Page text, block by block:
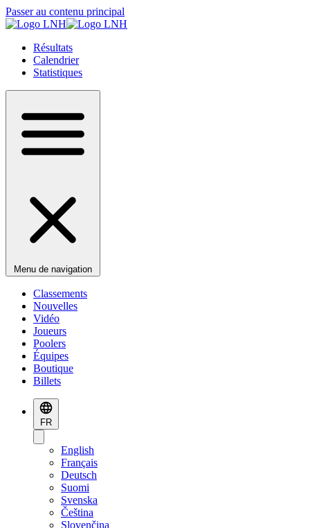
Passer au contenu principal
Résultats
Calendrier
Statistiques
Menu de navigation
Classements
Nouvelles
Vidéo
Joueurs
Poolers
Équipes
Boutique
Billets
FR
English
Français
Deutsch
Suomi
Svenska
Čeština
Slovenčina